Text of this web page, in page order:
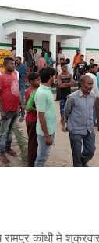
रामपुर कांधी मे